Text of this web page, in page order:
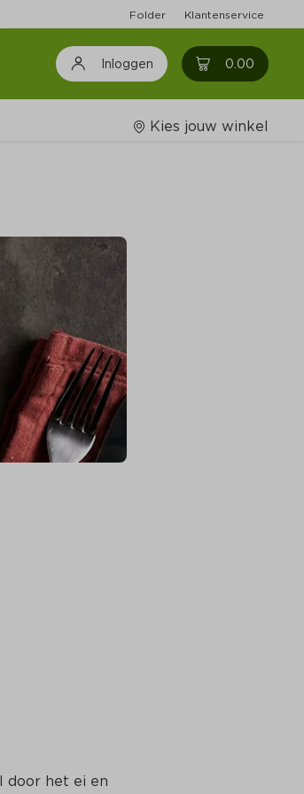
Folder Klantenservice
Inloggen 0.00 0
Kies jouw winkel
door het ei en